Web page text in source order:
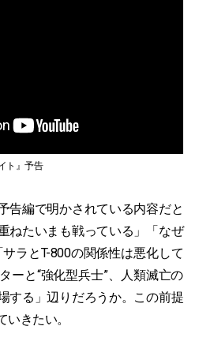
ト』予告
告編で明かされている内容だと
ねたいまも戦っている」「なぜ
ラとT-800の関係性は悪化して
ーと“強化型兵士”、人類滅亡の
する」辺りだろうか。この前提
きたい。